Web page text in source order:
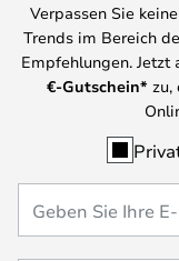
Verpassen Sie
Trends im Bereich
Empfehlungen. Jetzt
€-Gutschein* zu,